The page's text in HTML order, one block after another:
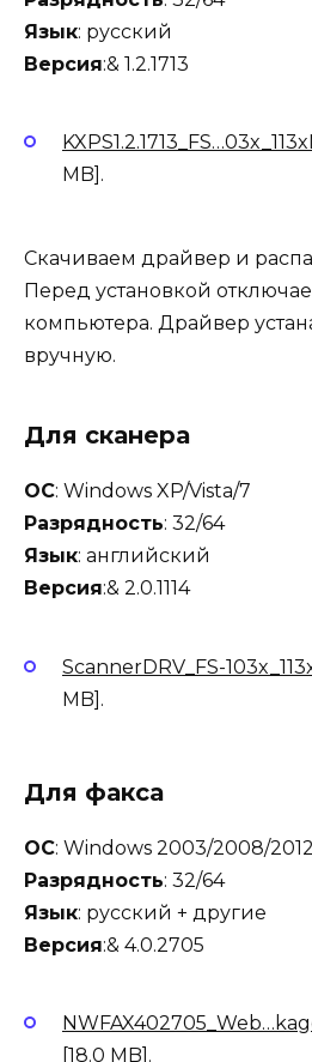
Язык: русский
Версия:& 1.2.1713
MB].
Cкачиваем драйвер и
Перед установкой
компьютера. Драйвер
вручную.
Для сканера
ОС: Windows XP/Vista/7
Разрядность: 32/64
Язык: английский
Версия:& 2.0.1114
ScannerDRV_FS-
MB].
Для факса
ОС: Windows 2003/2008/
Разрядность: 32/64
Язык: русский + другие
Версия:& 4.0.2705
[18.0 MB].